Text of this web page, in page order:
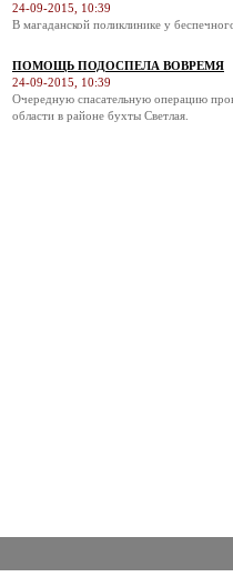
24-09-2015, 10:39
В магаданской поликлинике у
ПОМОЩЬ ПОДОСПЕЛА ВОВРЕМЯ
24-09-2015, 10:39
Очередную спасательную операцию
области в районе бухты Светлая.